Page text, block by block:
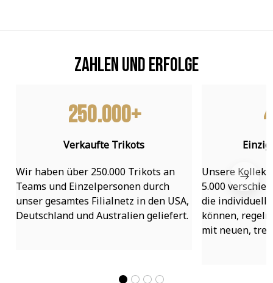
Zahlen und Erfolge
250.000+
Verkaufte Trikots
Wir haben über 250.000 Trikots an
Teams und Einzelpersonen durch
unser gesamtes Filialnetz in den USA,
Deutschland und Australien geliefert.
Unsere
5.000
die individuell
können,
mit neuen,